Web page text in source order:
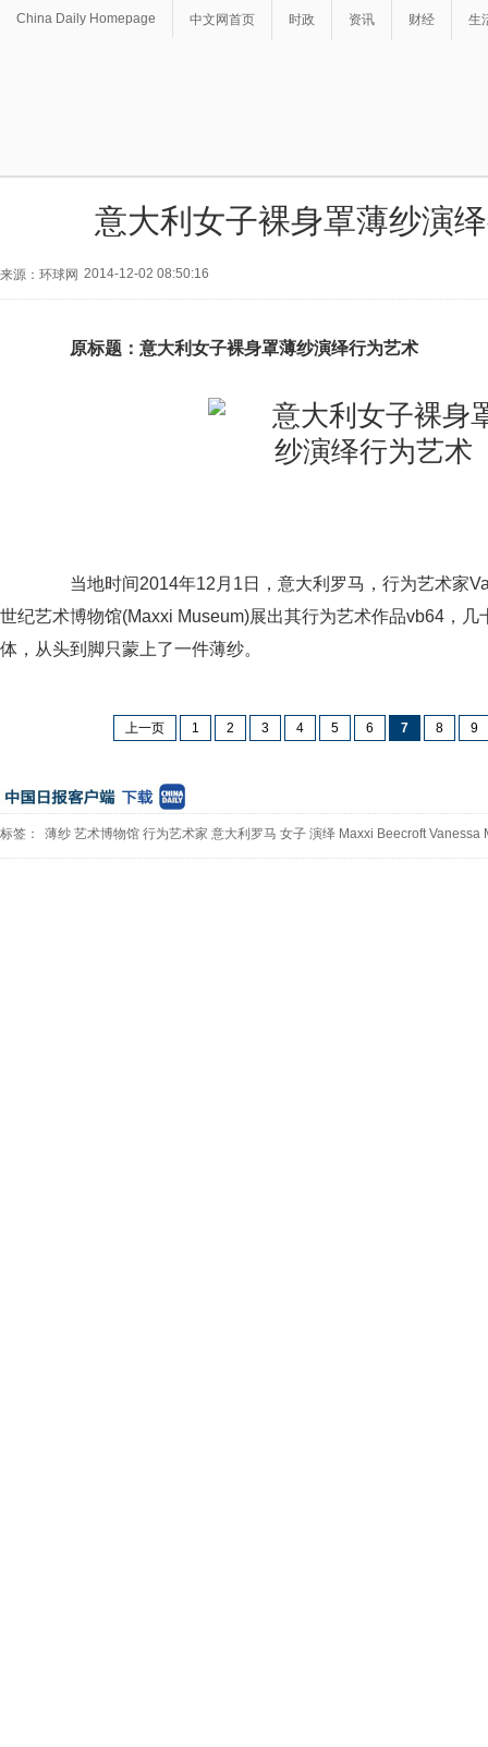
China Daily Homepage 中文网首页 时政 资讯 财经 生
意大利女子裸身罩薄纱演
来源：环球网 2014-12-02 08:50:16
原标题：意大利女子裸身罩薄纱演绎行为艺术
当地时间2014年12月1日，意大利罗马，行为艺术家
世纪艺术博物馆(Maxxi Museum)展出其行为艺术作品vb64，几
体，从头到脚只蒙上了一件薄纱。
上一页 1 2 3 4 5 6 7 8 9
标签： 薄纱 艺术博物馆 行为艺术家 意大利罗马 女子 演绎 Maxxi Beecroft Vanessa